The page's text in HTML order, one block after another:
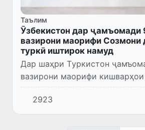
Таълим
Ӯзбекистон дар ҷамъомади
вазирони маорифи Созмони
туркӣ иштирок намуд
Дар шаҳри Tуркистон
вазирони маорифи
кишварҳои туркӣ баргузор
ҷониби Ӯзбекистон дар ин
аввали вазири таҳсилоти
2923